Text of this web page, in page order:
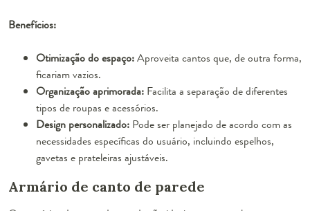
Benefícios:
Otimização do espaço:Aproveita cantos que, de outra forma,
ficariam vazios.
Organização aprimorada: Facilita a separação de diferentes
tipos de roupas e acessórios.
Design personalizado: Pode ser planejado de acordo com as
necessidades específicas do usuário, incluindo espelhos,
gavetas e prateleiras ajustáveis.
Armário de canto de parede